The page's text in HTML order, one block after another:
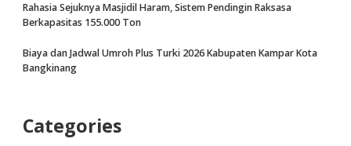
Rahasia Sejuknya Masjidil Haram, Sistem Pendingin Raksasa
Berkapasitas 155.000 Ton
Biaya dan Jadwal Umroh Plus Turki 2026 Kabupaten Kampar Kota
Bangkinang
Categories